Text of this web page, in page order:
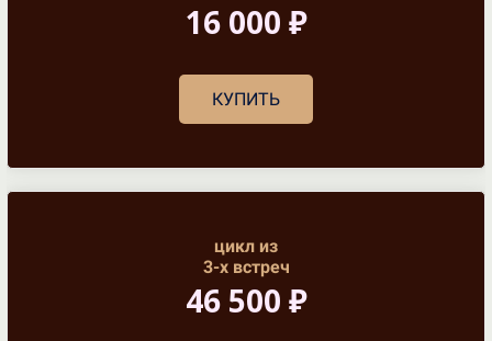
16 000 ₽
КУПИТЬ
цикл из
3-х встреч
46 500 ₽